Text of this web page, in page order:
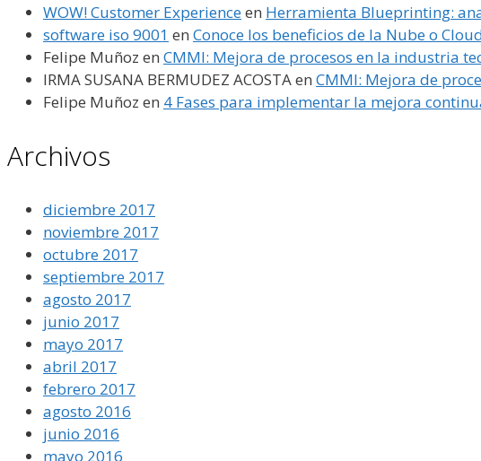
WOW! Customer Experienceen Herramienta Blueprinting:
software iso 9001 en Conoce los beneficios de la Nube o
Felipe Muñoz en CMMI: Mejora de procesos en la industria
IRMA SUSANA BERMUDEZ ACOSTAen CMMI: Mejora de
Felipe Muñoz en 4 Fases para implementar la mejora
Archivos
diciembre 2017
noviembre 2017
octubre 2017
septiembre 2017
agosto 2017
junio 2017
mayo 2017
abril 2017
febrero 2017
agosto 2016
junio 2016
mayo 2016